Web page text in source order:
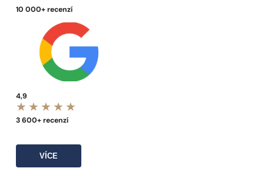
10 000+ recenzí
4,9
3 600+ recenzí
VÍCE